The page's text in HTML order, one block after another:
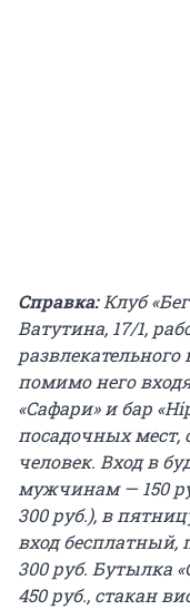
Справка:Клуб
Ватутина, 17/1,
помимо него
«Сафари» и бар
посадочных мест,
человек. Вход в
мужчинам — 150
300 руб.), в
вход
300 руб. Бутылка
450 руб., стакан